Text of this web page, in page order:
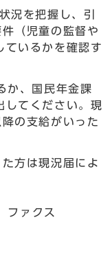
況を把握し、引
（児童の監督や
ているかを確認す
か、国民年金課
してください。現
の支給がいった
方は現況届によ
ァクス